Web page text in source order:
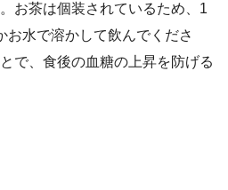
お茶は個装されているため、1
お水で溶かして飲んでくださ
で、食後の血糖の上昇を防げる